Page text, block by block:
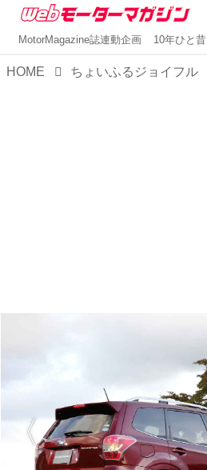
MotorMagazine誌連動企画 10年ひと昔
HOME ちょいふるジョイフル